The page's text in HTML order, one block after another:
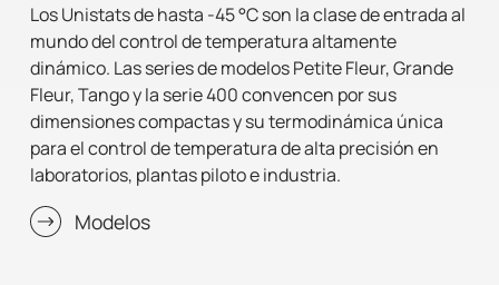
Los Unistats de hasta -45 °C son la clase de entrada al
mundo del control de temperatura altamente
dinámico. Las series de modelos Petite Fleur, Grande
Fleur, Tango y la serie 400 convencen por sus
dimensiones compactas y su termodinámica única
para el control de temperatura de alta precisión en
laboratorios, plantas piloto e industria.
Modelos